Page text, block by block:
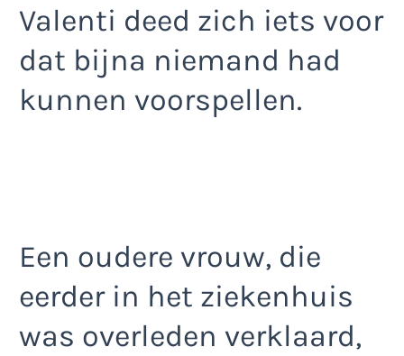
Valenti deed zich iets voor
dat bijna niemand had
kunnen voorspellen.
Een oudere vrouw, die
eerder in het ziekenhuis
was overleden verklaard,